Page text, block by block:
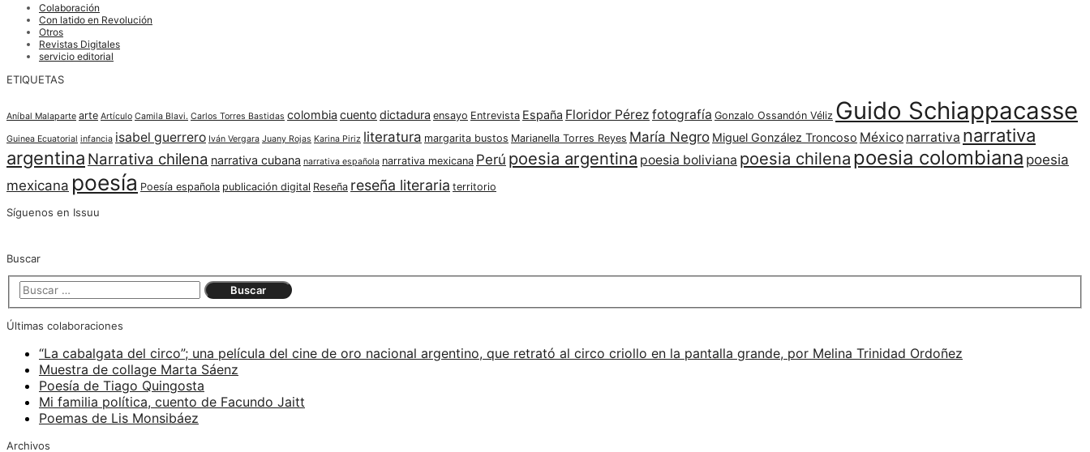
Colaboración
Con latido en Revolución
Otros
Revistas Digitales
servicio editorial
ETIQUETAS
Aníbal Malaparte arte Artículo Camila Blavi. Carlos Torres Bastidas colombia cuento dictadura ensayo Entrevista España Floridor Pérez fotografía Gonzalo Ossandón Véliz Guido Schiappacasse
Guinea Ecuatorial infancia isabel guerrero Iván Vergara Juany Rojas Karina Piriz literatura margarita bustos Marianella Torres Reyes María Negro Miguel González Troncoso México narrativa narrativa
argentina Narrativa chilena narrativa cubana narrativa española narrativa mexicana Perú poesia argentina poesia boliviana poesia chilena poesia colombiana poesia
mexicana poesía Poesía española publicación digital Reseña reseña literaria territorio
Síguenos en Issuu
Buscar
Últimas colaboraciones
“La cabalgata del circo”; una película del cine de oro nacional argentino, que retrató al circo criollo en la pantalla grande, por Melina Trinidad Ordoñez
Muestra de collage Marta Sáenz
Poesía de Tiago Quingosta
Mi familia política, cuento de Facundo Jaitt
Poemas de Lis Monsibáez
Archivos